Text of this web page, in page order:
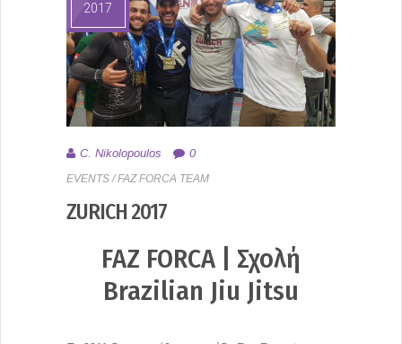
2017
C. Nikolopoulos 0
EVENTS/FAZ FORCA TEAM
ZURICH 2017
FAZ FORCA | Σχολή
Brazilian Jiu Jitsu